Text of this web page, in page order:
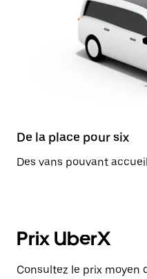
De la place pour six
Des vans pouvant
Prix UberX
Consultez le prix moyen